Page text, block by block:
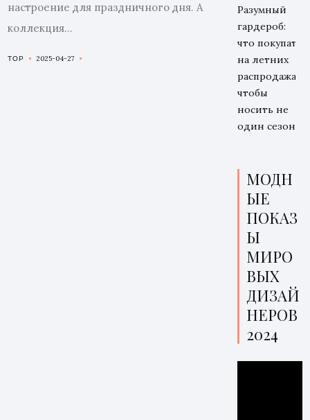
настроение для праздничного дня. А
коллекция...
TOP 2025-04-27
Разумный
гардероб:
что покупать
на летних
распродажах,
чтобы
носить не
один сезон
МОДН
ЫЕ
ПОКАЗ
Ы
МИРО
ВЫХ
ДИЗАЙ
НЕРОВ
2024